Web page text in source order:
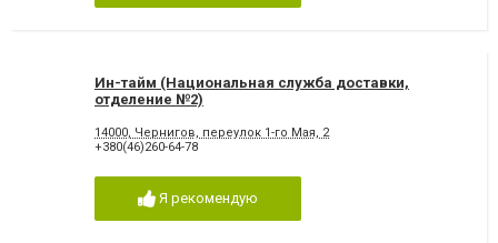
Ин-тайм (Национальная служба доставки,
отделение №2)
14000, Чернигов, переулок 1-го Мая, 2
+380(46)260-64-78
Я рекомендую